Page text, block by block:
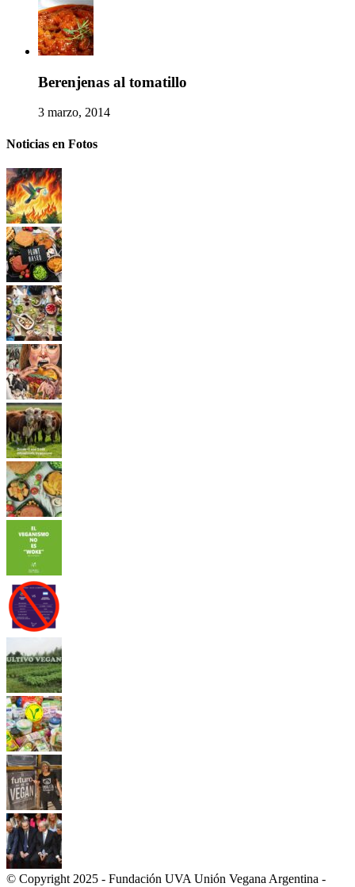
Berenjenas al tomatillo
3 marzo, 2014
Noticias en Fotos
© Copyright 2025 - Fundación UVA Unión Vegana Argentina -